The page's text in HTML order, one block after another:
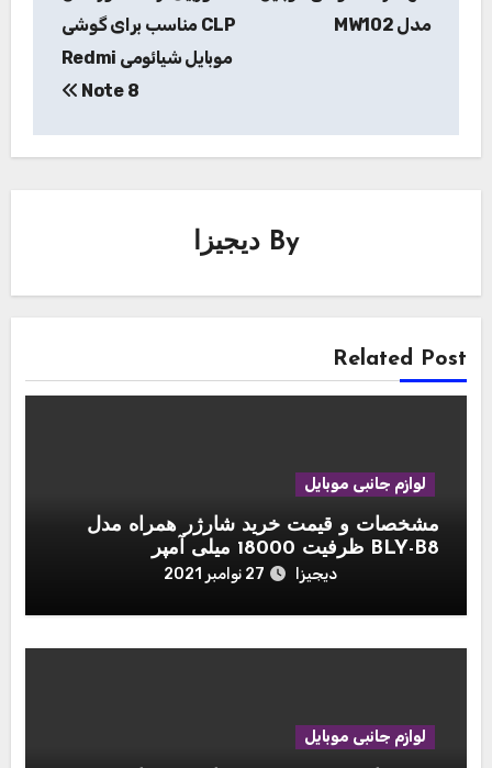
مدل MW102
CLP مناسب برای گوشی
موبایل شیائومی Redmi
Note 8
By دیجیزا
Related Post
لوازم جانبی موبایل
مشخصات و قیمت خرید شارژر همراه مدل
BLY-B8 ظرفیت 18000 میلی آمپر
دیجیزا 27 نوامبر 2021
لوازم جانبی موبایل